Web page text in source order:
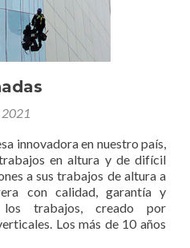
innovadora en nuestro país,
en altura y de difícil
a sus trabajos de altura a
con calidad, garantía y
trabajos, creado por
Los más de 10 años